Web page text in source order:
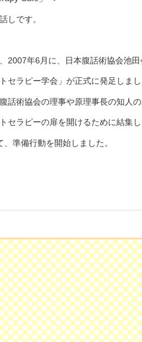
しです。
2007年6月に、日本腹話術協会池
セラピー学会」が正式に発足しま
話術協会の理事や原理事長の知人
セラピーの扉を開けるために結集
準備行動を開始しました。